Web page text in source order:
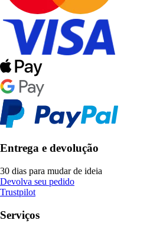
Entrega e devolução
30 dias para mudar de ideia
Devolva seu pedido
Trustpilot
Serviços